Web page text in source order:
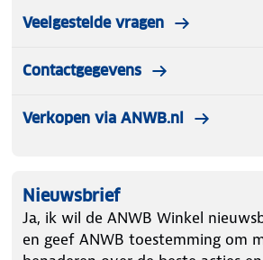
Veelgestelde vragen
Contactgegevens
Verkopen via ANWB.nl
Nieuwsbrief
Ja, ik wil de ANWB Winkel
en geef ANWB toestemming om